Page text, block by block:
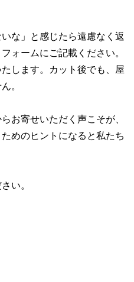
な」と感じたら遠慮なく返
ォームにご記載ください。
します。カット後でも、屋
。
お寄せいただく声こそが、
めのヒントになると私たち
い。